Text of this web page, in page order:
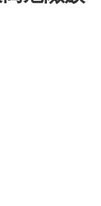
星）。